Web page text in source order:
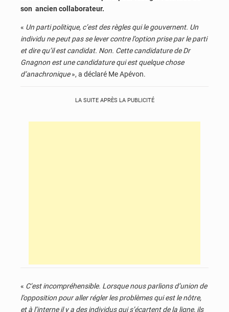
son ancien collaborateur.
« Un parti politique, c’est des règles qui le gouvernent. Un
individu ne peut pas se lever contre l’option prise par le parti
et dire qu’il est candidat. Non. Cette candidature de Dr
Gnagnon est une candidature qui est quelque chose
d’anachronique», a déclaré Me Apévon.
LA SUITE APRÈS LA PUBLICITÉ
« C’est incompréhensible. Lorsque nous parlions d’union de
l’opposition pour aller régler les problèmes qui est le nôtre,
et à l’interne il y a des individus qui s’écartent de la ligne, ils